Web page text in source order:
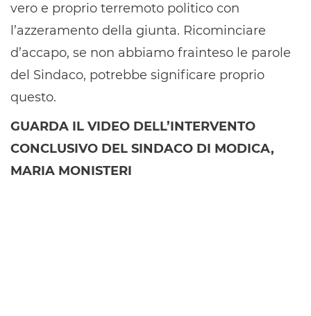
vero e proprio terremoto politico con
l’azzeramento della giunta. Ricominciare
d’accapo, se non abbiamo frainteso le parole
del Sindaco, potrebbe significare proprio
questo.
GUARDA IL VIDEO DELL’INTERVENTO
CONCLUSIVO DEL SINDACO DI MODICA,
MARIA MONISTERI